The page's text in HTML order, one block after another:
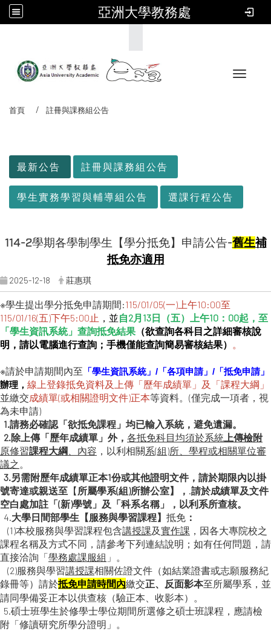
亞洲大學教務處
Toggle
首頁 註冊與課務組公告
最新公告 註冊與課務組公告
學生實務學習與輔導組公告 選課行程公告
114-2學期各學制學生【學分抵免】申請公告-舊生補
抵免亦適用
2025-12-18 莊惠琪
※學生提出學分抵免申請期間:115/01/05(一)上午10:00至
115/01/16(五)下午5:00止 ，並自2月13日（五）上午10：00起，至
「學生資訊系統」查詢抵免結果 （欲查詢各科目之詳細審核說
明，請以電腦進行查詢；手機僅能查詢簡易審核結果） 。
※請於申請期間內至 「學生資訊系統」 / 「各項申請」/「抵免申請」
辦理， 線上登錄抵免資料及上傳「歷年成績單」及「課程大綱」
並繳交成績單(或相關證明文件)正本等資料。(僅完成一項者，視
為未申請)
1.請務必確認「欲抵免課程」均已輸入系統，避免遺漏。
2.除上傳「歷年成績單」外， 各抵免科目均須於系統 上傳檢附
原修習課程大綱 、內容 ，以利相關系(組)所、學程或相關單位審
議之 。
3.另需附歷年成績單正本1份或其他證明文件，請於期限內以掛
號寄達或親送至 【 所屬學系(組)所辦公室】， .請於成績單及文件
空白處加註「(新)學號」及「科系名稱」，以利系所查核。
4.大學日間部學生【服務與學習課程】 抵免 ：
(1)本校服務與學習課程包含講授課及實作課 ，因各大專院校之
課程名稱及方式不同，請參考下列連結說明；如有任何問題，請
直接洽詢「學務處課服組 」。
(2)服務與學習講授課相關佐證文件（如結業證書或志願服務紀
錄冊等）請於抵免申請時間內繳交正、反面影本至所屬學系，並
請同學備妥正本以供查核（驗正本、收影本）。
5.碩士班學生於修學士學位期間所選修之碩士班課程，應請檢
附「修讀研究所學分證明」。